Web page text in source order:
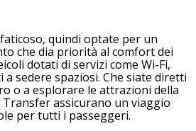
quindi optate per un
che dia priorità al comfort dei
dotati di servizi come Wi-Fi,
sedere spaziosi. Che siate diretti
o a esplorare le attrazioni della
Transfer assicurano un viaggio
per tutti i passeggeri.